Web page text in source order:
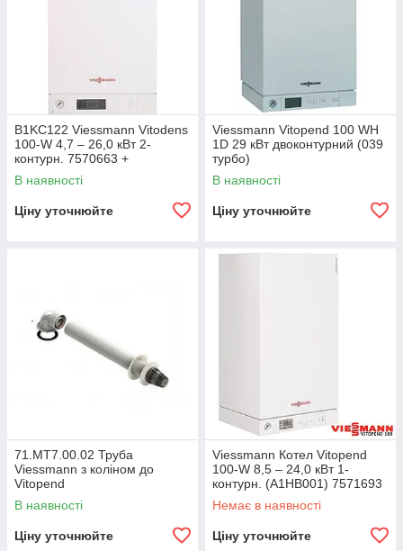
B1KC122 Viessmann Vitodens
100-W 4,7 – 26,0 кВт 2-
контурн. 7570663 +
7373233+7373226+7748367
В наявності
Ціну уточнюйте
Viessmann Vitopend 100 WH
1D 29 кВт двоконтурний (039
турбо)
В наявності
Ціну уточнюйте
71.МТ7.00.02 Труба
Viessmann з коліном до
Vitopend
В наявності
Ціну уточнюйте
Viessmann Котел Vitopend
100-W 8,5 – 24,0 кВт 1-
контурн. (A1HB001) 7571693
+ 71.MT7.00.02
Немає в наявності
Ціну уточнюйте